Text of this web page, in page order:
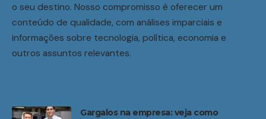
o seu destino. Nosso compromisso é oferecer um
conteúdo de qualidade, com análises imparciais e
informações sobre tecnologia, política, economia e
outros assuntos relevantes.
Gargalos na empresa: veja como